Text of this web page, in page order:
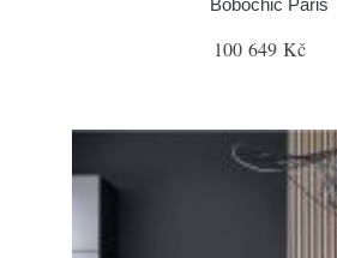
Bobochic Paris
100 649 Kč